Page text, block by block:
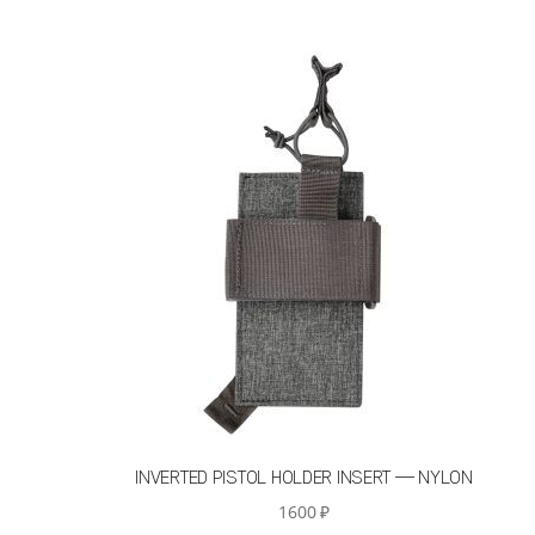
INVERTED PISTOL HOLDER INSERT — NYLON
1600₽